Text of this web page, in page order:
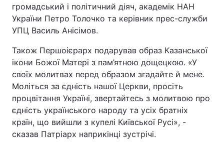
громадський і політичний діяч, академік НАН
України Петро Толочко та керівник прес-служби
УПЦ Василь Анісімов.
Також Першоієрарх подарував образ Казанської
ікони Божої Матері з пам’ятною дощецкою. «У
своїх молитвах перед образом згадайте й мене.
Моліться за єдність нашої Церкви, просіть
процвітання Україні, звертайтесь з молитвою про
єдність українського народу та усіх братніх
країн, що вийшли з купелі Київської Русі», -
сказав Патріарх наприкінці зустрічі.